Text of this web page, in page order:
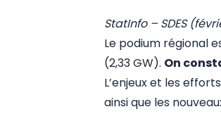
StatInfo – SDES
Le podium régional
(2,33 GW). On
L’enjeux et les
ainsi que les